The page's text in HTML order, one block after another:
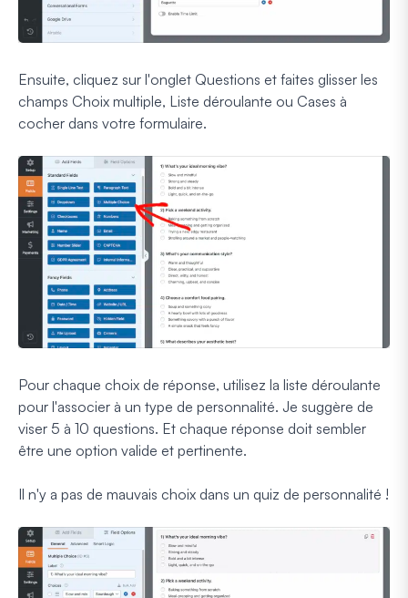
Ensuite, cliquez sur l'onglet Questions et faites glisser les
champs Choix multiple, Liste déroulante ou Cases à
cocher dans votre formulaire.
Pour chaque choix de réponse, utilisez la liste déroulante
pour l'associer à un type de personnalité. Je suggère de
viser 5 à 10 questions. Et chaque réponse doit sembler
être une option valide et pertinente.
Il n'y a pas de mauvais choix dans un quiz de personnalité !